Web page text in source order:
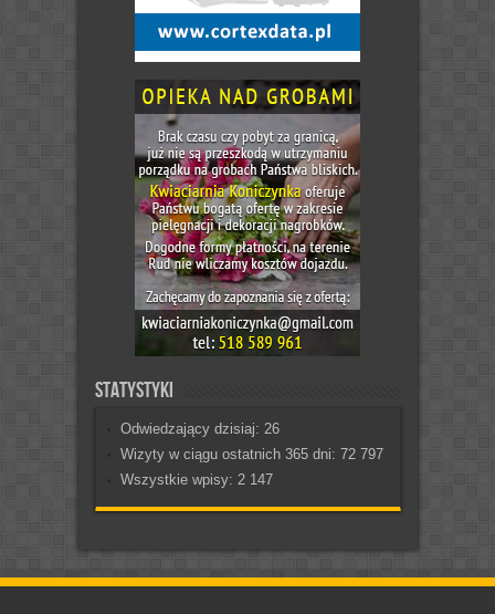
Statystyki
Odwiedzający dzisiaj: 26
Wizyty w ciągu ostatnich 365 dni: 72 797
Wszystkie wpisy: 2 147